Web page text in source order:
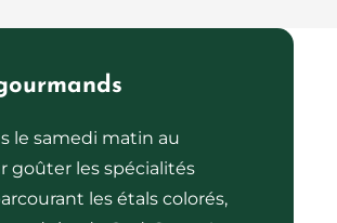
le samedi matin au
goûter les spécialités
les étals colorés,